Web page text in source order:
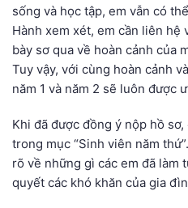
sống và học tập, em vẫn có
Hành xem xét, em cần liên
bày sơ qua về hoàn cảnh của
Tuy vậy, với cùng hoàn cảnh
năm 1 và năm 2 sẽ luôn được
Khi đã được đồng ý nộp hồ sơ,
trong mục “Sinh viên năm
rõ về những gì các em đã làm
quyết các khó khăn của gia